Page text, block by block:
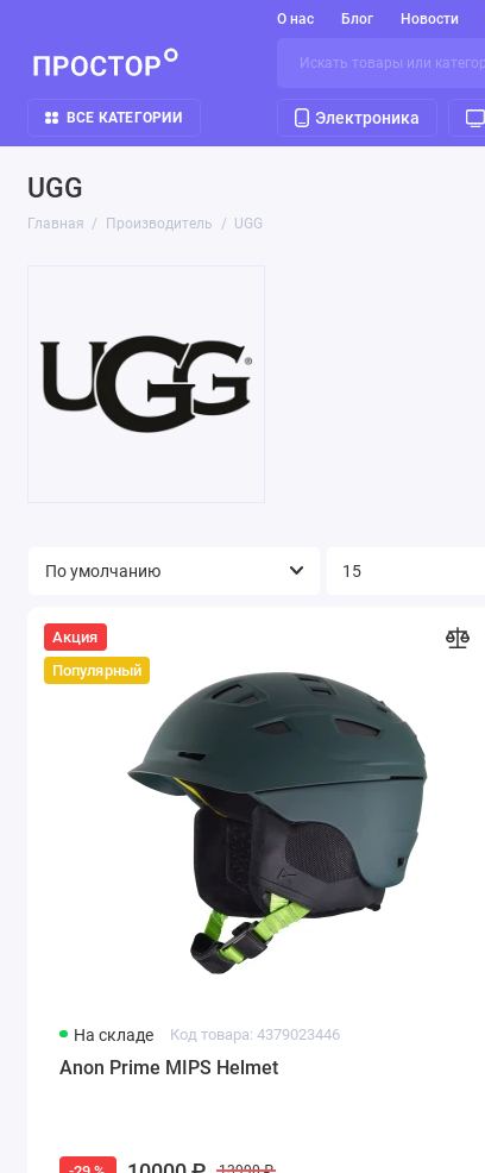
О нас Блог Новости
ВСЕ КАТЕГОРИИ Электроника
UGG
Главная Производитель UGG
Акция
Популярный
На складе Код товара: 4379023446
Anon Prime MIPS Helmet